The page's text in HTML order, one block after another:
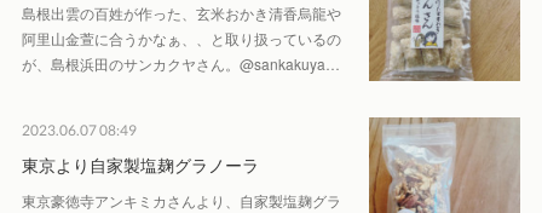
島根出雲の百姓が作った、玄米おかき清香烏龍や
阿里山金萱に合うかなぁ、、と取り扱っているの
が、島根浜田のサンカクヤさん。@sankakuya…
2023.06.07 08:49
東京より自家製塩麹グラノーラ
東京豪徳寺アンキミカさんより、自家製塩麹グラ